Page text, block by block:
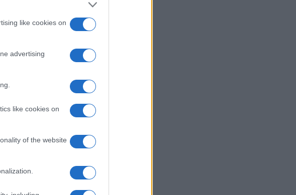
like cookies on
advertising
like cookies on
of the website
Recep
2023,
των
έχουν
ΕΛΛΑΔΑ
07/08/26 - 23:32
σπασμένο παράθυρο: Προσφυγές σε
ελληνικά και αμερικανικά δικαστήρια
07/08/26 - 23:19
Φωτιά σε υπόγειο καταστήματος στον
Άλιμο – Απομακρύνθηκαν ένοικοι
ΔΙΕΘΝΗ
07/08/26 - 23:11
Κλιμακώνεται η κόντρα Ισπανίας–
Ιταλίας για το μεταναστευτικό: Η
σύνορα